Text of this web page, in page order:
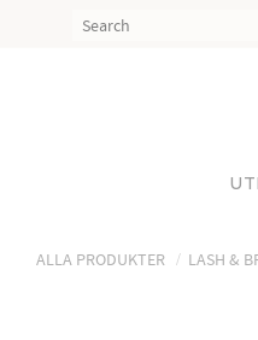
ALLA PRODUKTER LASH &